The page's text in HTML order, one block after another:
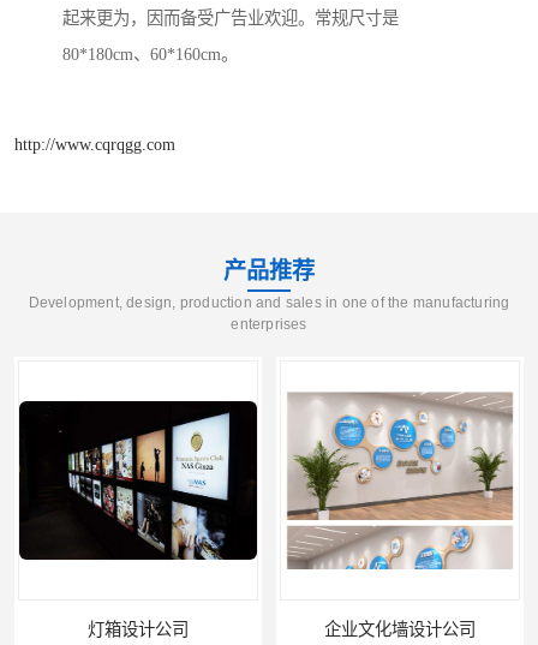
起来更为，因而备受广告业欢迎。常规尺寸是
80*180cm、60*160cm。
http://www.cqrqgg.com
产品推荐
Development, design, production and sales in one of the manufacturing
enterprises
灯箱设计公司 企业文化墙设计公司